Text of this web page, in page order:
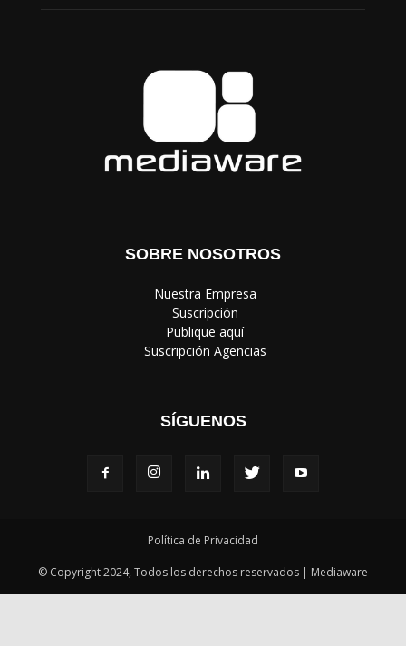
SOBRE NOSOTROS
‎ Nuestra Empresa
‎ Suscripción
‎ Publique aquí
‎ Suscripción Agencias
SÍGUENOS
Política de Privacidad
© Copyright 2024, Todos los derechos reservados | Mediaware